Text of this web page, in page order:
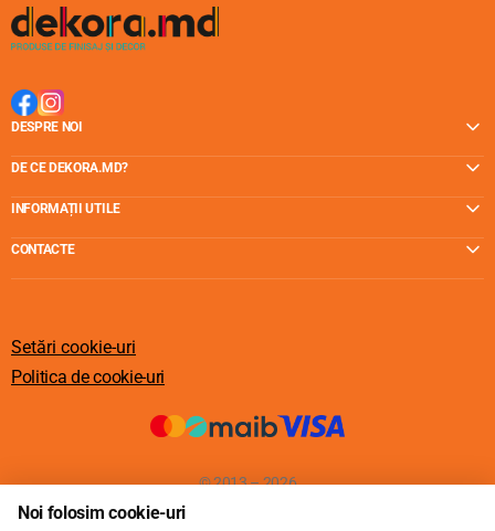
DESPRE NOI
DE CE DEKORA.MD?
INFORMAȚII UTILE
CONTACTE
Setări cookie-uri
Politica de cookie-uri
© 2013 – 2026
Noi folosim cookie-uri